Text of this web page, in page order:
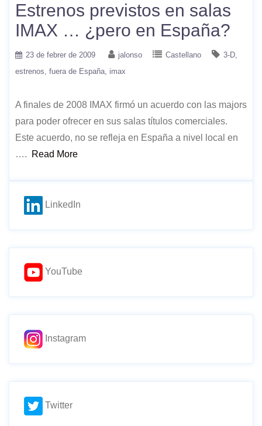
Estrenos previstos en salas
IMAX … ¿pero en España?
23 de febrer de 2009 jalonso Castellano
3-D
estrenos fuera de España imax
A finales de 2008 IMAX firmó un acuerdo con las majors
para poder ofrecer en sus salas títulos comerciales.
Este acuerdo, no se refleja en España a nivel local en
….
Read More
LinkedIn
YouTube
Instagram
Twitter